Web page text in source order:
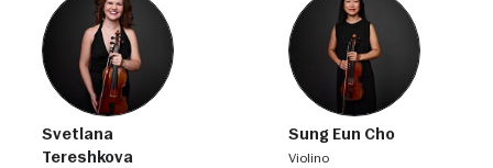
Svetlana
Tereshkova
Sung Eun Cho
violino